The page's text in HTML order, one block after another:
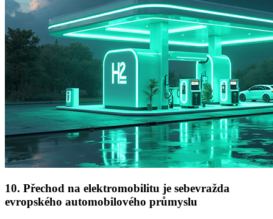
10. Přechod na elektromobilitu je sebevražda
evropského automobilového průmyslu